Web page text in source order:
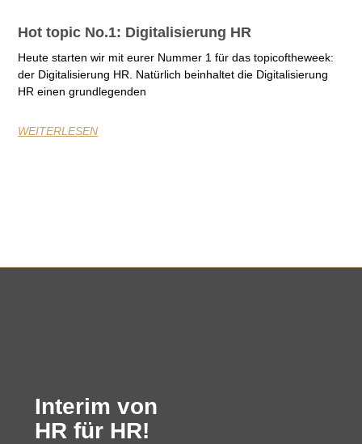
Hot topic No.1: Digitalisierung HR
Heute starten wir mit eurer Nummer 1 für das topicoftheweek:
der Digitalisierung HR. Natürlich beinhaltet die Digitalisierung
HR einen grundlegenden
WEITERLESEN
Interim von
HR für HR!